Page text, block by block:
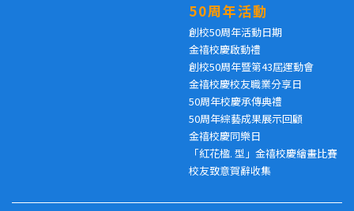
50周年活動
創校50周年活動日期
金禧校慶啟動禮
創校50周年暨第43屆運動會
金禧校慶校友職業分享日
50周年校慶承傳典禮
50周年綜藝成果展示回顧
金禧校慶同樂日
「紅花楹. 型」金禧校慶繪畫比賽
校友致意賀辭收集